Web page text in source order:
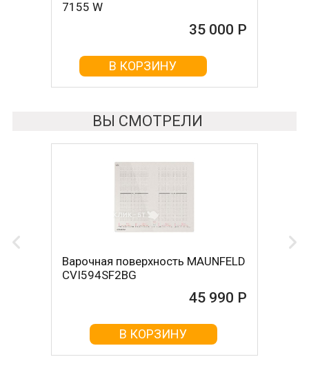
7155 W
35 000 Р
В КОРЗИНУ
7155 B
35 000 Р
В КОРЗИНУ
ВЫ СМОТРЕЛИ
Варочная поверхность MAUNFELD
CVI594SF2BG
45 990 Р
В КОРЗИНУ